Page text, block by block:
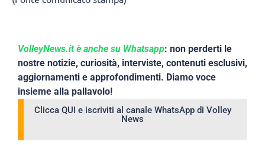
VolleyNews.it è anche su Whatsapp: non perderti le
nostre notizie, curiosità, interviste, contenuti esclusivi,
aggiornamenti e approfondimenti. Diamo voce
insieme alla pallavolo!
Clicca QUI e iscriviti al canale WhatsApp di Volley
News